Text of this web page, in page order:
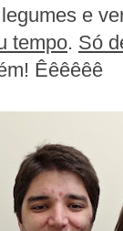
e
tempo. Só
Êêêêêê